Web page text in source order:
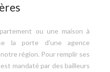
ou une maison à
la porte d’une agence
région. Pour remplir ses
mandaté par des bailleurs